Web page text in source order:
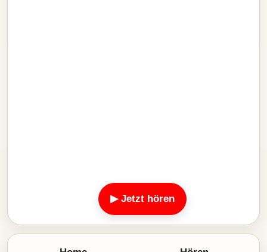
▶ Jetzt hören